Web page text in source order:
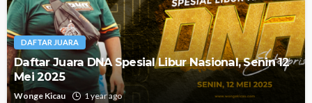
DAFTAR JUARA
Daftar Juara DNA Spesial Libur Nasional, Senin 12
Mei 2025
Wonge Kicau 1 year ago